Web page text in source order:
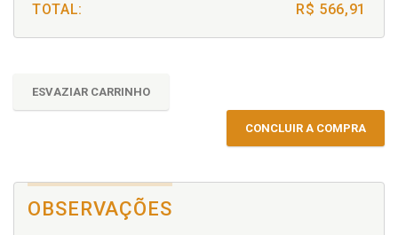
TOTAL: R$ 566,91
ESVAZIAR CARRINHO
CONCLUIR A COMPRA
OBSERVAÇÕES